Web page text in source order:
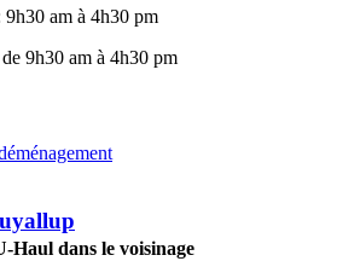
9h30 am à 4h30 pm
9h30 am à 4h30 pm
Haul dans le voisinage